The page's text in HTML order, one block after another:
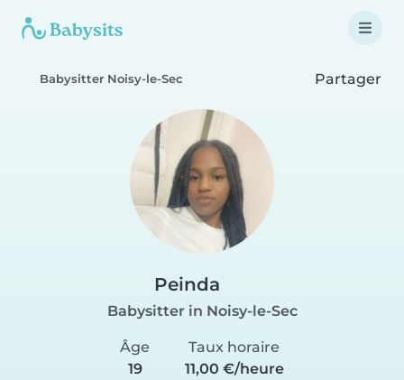
Babysitter Noisy-le-Sec Partager
Peinda
Babysitter in Noisy-le-Sec
Âge
19
Taux horaire
11,00 €/heure